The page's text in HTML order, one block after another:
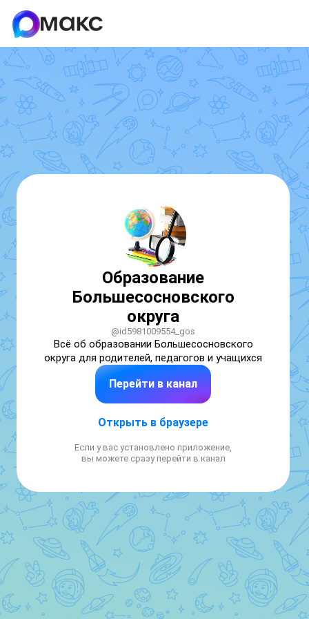
Образование
Большесосновского
округа
@id5981009554_gos
Всё об образовании Большесосновского
округа для родителей, педагогов и учащихся
Перейти в канал
Открыть в браузере
Если у вас установлено приложение,
вы можете сразу перейти в канал